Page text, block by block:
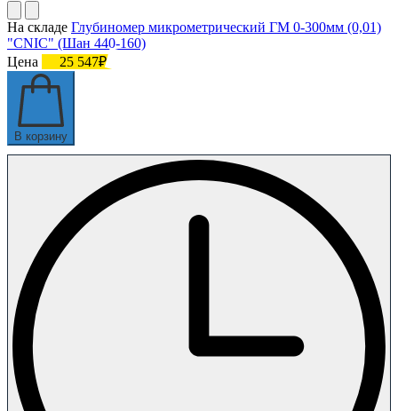
На складе Глубиномер микрометрический ГМ 0-300мм (0,01)
"CNIC" (Шан 440-160)
Цена
25 547₽
В корзину